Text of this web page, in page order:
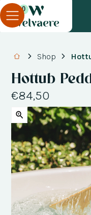
0
Shop
Hottub
€84,50